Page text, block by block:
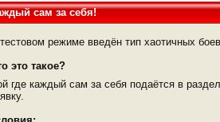
сам за себя!
режиме введён тип хаотичных
это такое?
где каждый сам за себя подаётся в